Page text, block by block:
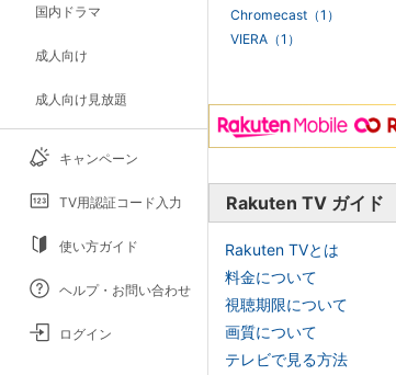
国内ドラマ
成人向け
成人向け見放題
キャンペーン
TV用認証コード入力
使い方ガイド
ヘルプ・お問い合わせ
ログイン
Chromecast（1）
VIERA（1）
Rakuten TV ガイド
Rakuten TVとは
料金について
視聴期限について
画質について
テレビで見る方法